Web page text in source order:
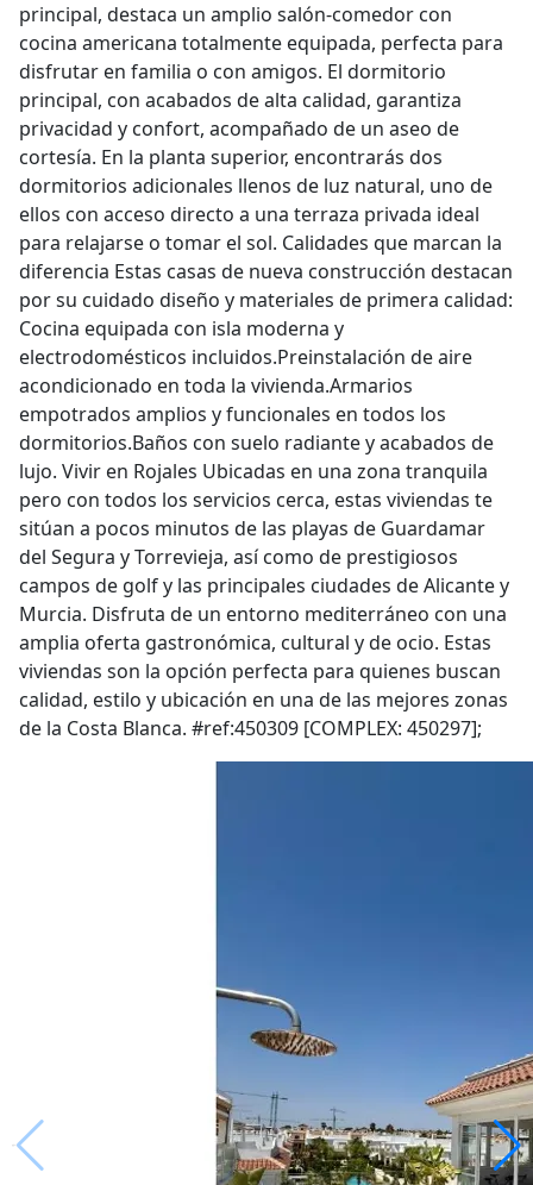
principal, destaca un amplio salón-comedor con
cocina americana totalmente equipada, perfecta para
disfrutar en familia o con amigos. El dormitorio
principal, con acabados de alta calidad, garantiza
privacidad y confort, acompañado de un aseo de
cortesía. En la planta superior, encontrarás dos
dormitorios adicionales llenos de luz natural, uno de
ellos con acceso directo a una terraza privada ideal
para relajarse o tomar el sol. Calidades que marcan la
diferencia Estas casas de nueva construcción destacan
por su cuidado diseño y materiales de primera calidad:
Cocina equipada con isla moderna y
electrodomésticos incluidos.Preinstalación de aire
acondicionado en toda la vivienda.Armarios
empotrados amplios y funcionales en todos los
dormitorios.Baños con suelo radiante y acabados de
lujo. Vivir en Rojales Ubicadas en una zona tranquila
pero con todos los servicios cerca, estas viviendas te
sitúan a pocos minutos de las playas de Guardamar
del Segura y Torrevieja, así como de prestigiosos
campos de golf y las principales ciudades de Alicante y
Murcia. Disfruta de un entorno mediterráneo con una
amplia oferta gastronómica, cultural y de ocio. Estas
viviendas son la opción perfecta para quienes buscan
calidad, estilo y ubicación en una de las mejores zonas
de la Costa Blanca. #ref:450309 [COMPLEX: 450297];